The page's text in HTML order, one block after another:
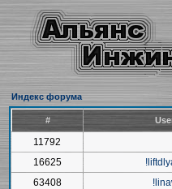
Индекс форума
#
11792
16625
63408